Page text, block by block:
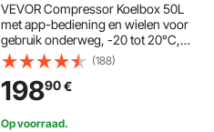
VEVOR Compressor Koelbox 50L
met app-bediening en wielen voor
gebruik onderweg, -20 tot 20°C,
12/24V DC en 120/240V AC,
draagbare auto-koelkast met USB-
poort voor kamperen, camper, boot
en vrachtwagen
(188)
19890€
Op voorraad.